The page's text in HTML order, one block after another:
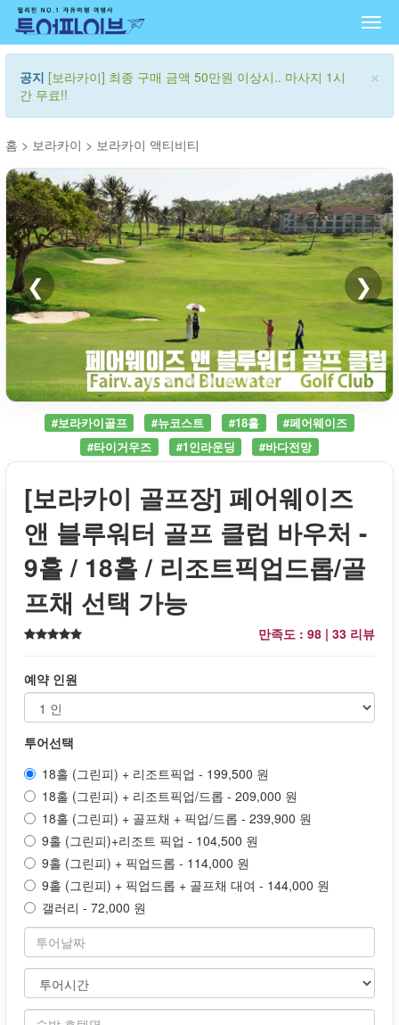
×
공지 [보라카이] 최종 구매 금액 50만원 이상시.. 마사지 1시
간 무료!!
홈 > 보라카이 > 보라카이 액티비티
❮ ❯
#보라카이골프 #뉴코스트 #18홀
#페어웨이즈
#타이거우즈
#1인라운딩 #바다전망
[보라카이 골프장] 페어웨이즈
앤 블루워터 골프 클럽 바우처 -
9홀 / 18홀 / 리조트픽업드롭/골
프채 선택 가능
만족도 : 98 | 33 리뷰
예약 인원
투어선택
18홀 (그린피) + 리조트픽업 - 199,500 원
18홀 (그린피) + 리조트픽업/드롭 - 209,000 원
18홀 (그린피) + 골프채 + 픽업/드롭 - 239,900 원
9홀 (그린피)+리조트 픽업 - 104,500 원
9홀 (그린피) + 픽업드롭 - 114,000 원
9홀 (그린피) + 픽업드롭 + 골프채 대여 - 144,000 원
갤러리 - 72,000 원